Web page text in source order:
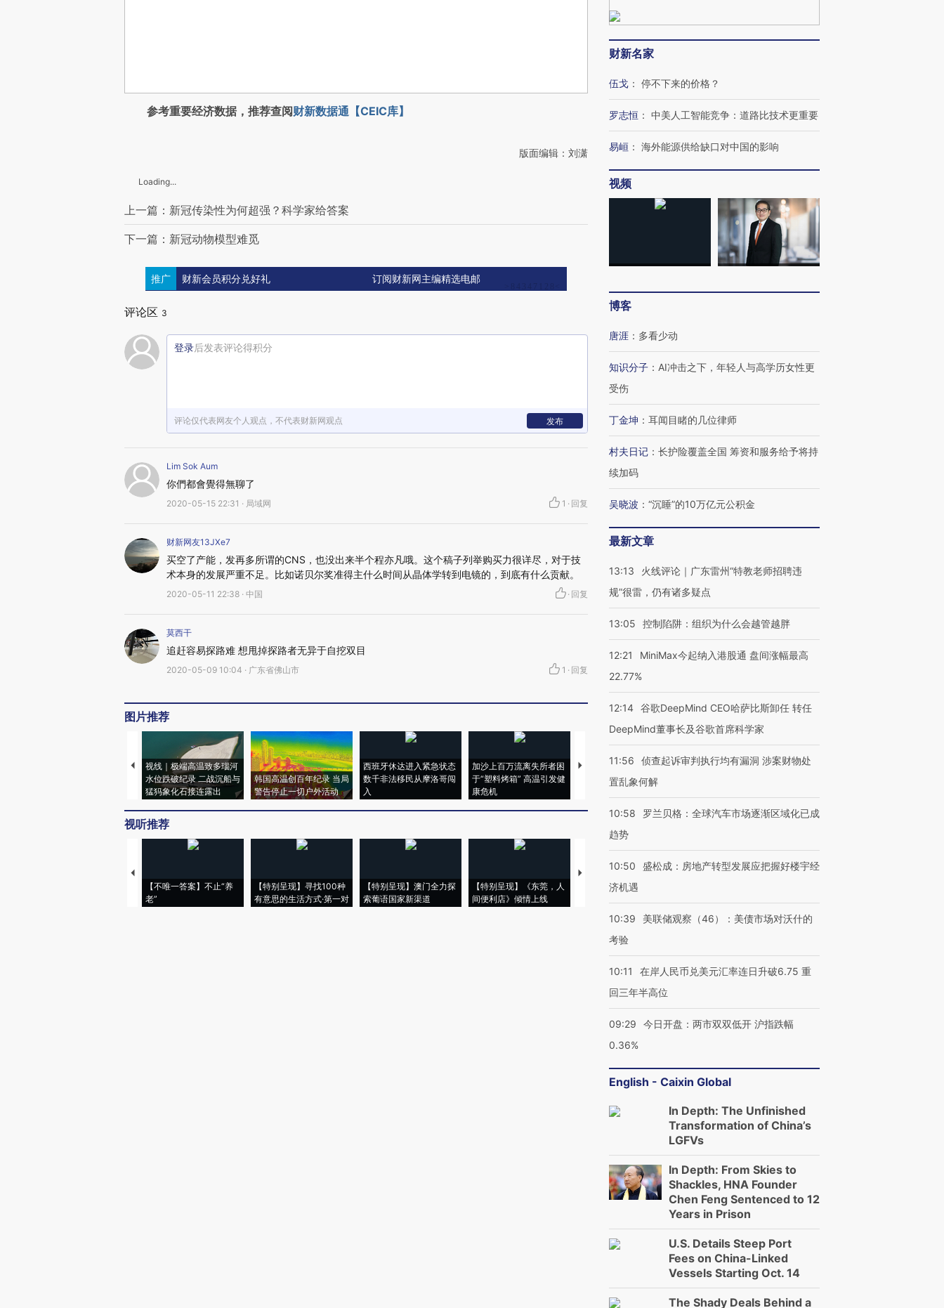
参考重要经济数据，推荐查阅财新数据通【CEIC库】
版面编辑：刘潇
Loading...
上一篇：新冠传染性为何超强？科学家给答案
下一篇：新冠动物模型难觅
推广 财新会员积分兑好礼 订阅财新网主编精选电邮
评论区 3
登录后发表评论得积分
评论仅代表网友个人观点，不代表财新网观点 发布
Lim Sok Aum
你們都會覺得無聊了
2020-05-15 22:31 · 局域网 1 · 回复
财新网友13JXe7
买空了产能，发再多所谓的CNS，也没出来半个程亦凡哦。这个稿子列举购买力很详尽，对于技
术本身的发展严重不足。比如诺贝尔奖准得主什么时间从晶体学转到电镜的，到底有什么贡献。
2020-05-11 22:38 · 中国 · 回复
莫西干
追赶容易探路难 想甩掉探路者无异于自挖双目
2020-05-09 10:04 · 广东省佛山市 1 · 回复
图片推荐
视线｜极端高温致多瑙河
水位跌破纪录 二战沉船与
猛犸象化石接连露出
韩国高温创百年纪录 当局
警告停止一切户外活动
西班牙休达进入紧急状态
数千非法移民从摩洛哥闯
入
加沙上百万流离失所者困
于“塑料烤箱” 高温引发健
康危机
马航飞行员跨国走私7万
粒摇头丸 尿检体内含3种
视听推荐
【不唯一答案】不止“养
老”
【特别呈现】寻找100种
有意思的生活方式·第一对
【特别呈现】澳门全力探
索葡语国家新渠道
【特别呈现】《东莞，人
间便利店》倾情上线
【推广】走进第四届链博
会，让数智科技“链”接产
【商旅对话】华住集团
财新名家
伍戈 ： 停不下来的价格？
罗志恒 ： 中美人工智能竞争：道路比技术更重要
易峘 ： 海外能源供给缺口对中国的影响
视频
博客
唐涯 ： 多看少动
知识分子 ： AI冲击之下，年轻人与高学历女性更
受伤
丁金坤 ： 耳闻目睹的几位律师
村夫日记 ： 长护险覆盖全国 筹资和服务给予将持
续加码
吴晓波 ： “沉睡”的10万亿元公积金
最新文章
13:13
火线评论｜广东雷州“特教老师招聘违
规”很雷，仍有诸多疑点
13:05 控制陷阱：组织为什么会越管越胖
12:21
MiniMax今起纳入港股通 盘间涨幅最高
22.77%
12:14 谷歌DeepMind CEO哈萨比斯卸任 转任
DeepMind董事长及谷歌首席科学家
11:56
侦查起诉审判执行均有漏洞 涉案财物处
置乱象何解
10:58
罗兰贝格：全球汽车市场逐渐区域化已成
趋势
10:50
盛松成：房地产转型发展应把握好楼宇经
济机遇
10:39
美联储观察（46）：美债市场对沃什的
考验
10:11
在岸人民币兑美元汇率连日升破6.75 重
回三年半高位
09:29
今日开盘：两市双双低开 沪指跌幅
0.36%
English - Caixin Global
In Depth: The Unfinished
Transformation of China’s
LGFVs
In Depth: From Skies to
Shackles, HNA Founder
Chen Feng Sentenced to 12
Years in Prison
U.S. Details Steep Port
Fees on China-Linked
Vessels Starting Oct. 14
The Shady Deals Behind a